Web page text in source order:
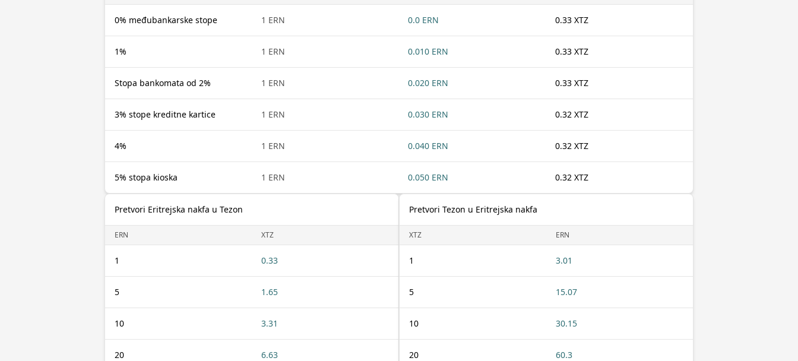
0% međubankarske stope 1 ERN 0.0 ERN 0.33 XTZ
1% 1 ERN 0.010 ERN 0.33 XTZ
Stopa bankomata od 2% 1 ERN 0.020 ERN 0.33 XTZ
3% stope kreditne kartice 1 ERN 0.030 ERN 0.32 XTZ
4% 1 ERN 0.040 ERN 0.32 XTZ
5% stopa kioska 1 ERN 0.050 ERN 0.32 XTZ
Pretvori Eritrejska nakfa u Tezon
ERN XTZ
1 0.33
5 1.65
10 3.31
20 6.63
Pretvori Tezon u Eritrejska nakfa
XTZ ERN
1 3.01
5 15.07
10 30.15
20 60.3